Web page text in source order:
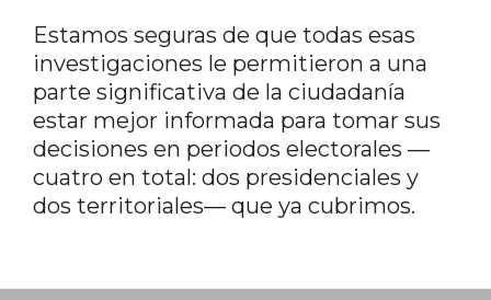
Estamos seguras de que todas esas
investigaciones le permitieron a una
parte significativa de la ciudadanía
estar mejor informada para tomar sus
decisiones en periodos electorales —
cuatro en total: dos presidenciales y
dos territoriales— que ya cubrimos.